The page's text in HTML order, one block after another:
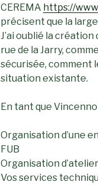
CEREMA https://
précisent que la
J’ai oublié la
rue de la Jarry,
sécurisée, comment
situation existante.
En tant que
Organisation d’une
FUB
Organisation
Vos services